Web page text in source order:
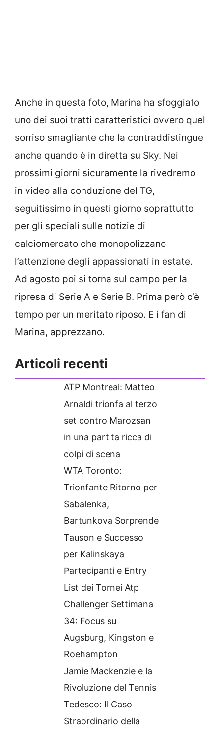
Anche in questa foto, Marina ha sfoggiato
uno dei suoi tratti caratteristici ovvero quel
sorriso smagliante che la contraddistingue
anche quando è in diretta su Sky. Nei
prossimi giorni sicuramente la rivedremo
in video alla conduzione del TG,
seguitissimo in questi giorno soprattutto
per gli speciali sulle notizie di
calciomercato che monopolizzano
l’attenzione degli appassionati in estate.
Ad agosto poi si torna sul campo per la
ripresa di Serie A e Serie B. Prima però c’è
tempo per un meritato riposo. E i fan di
Marina, apprezzano.
Articoli recenti
ATP Montreal: Matteo
Arnaldi trionfa al terzo
set contro Marozsan
in una partita ricca di
colpi di scena
WTA Toronto:
Trionfante Ritorno per
Sabalenka,
Bartunkova Sorprende
Tauson e Successo
per Kalinskaya
Partecipanti e Entry
List dei Tornei Atp
Challenger Settimana
34: Focus su
Augsburg, Kingston e
Roehampton
Jamie Mackenzie e la
Rivoluzione del Tennis
Tedesco: Il Caso
Straordinario della